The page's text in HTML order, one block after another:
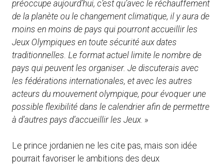
préoccupe aujourd’hui, c’est qu’avec le réchauffement
de la planète ou le changement climatique, il y aura de
moins en moins de pays qui pourront accueillir les
Jeux Olympiques en toute sécurité aux dates
traditionnelles. Le format actuel limite le nombre de
pays qui peuvent les organiser. Je discuterais avec
les fédérations internationales, et avec les autres
acteurs du mouvement olympique, pour évoquer une
possible flexibilité dans le calendrier afin de permettre
à d’autres pays d’accueillir les Jeux. »
Le prince jordanien ne les cite pas, mais son idée
pourrait favoriser le ambitions des deux